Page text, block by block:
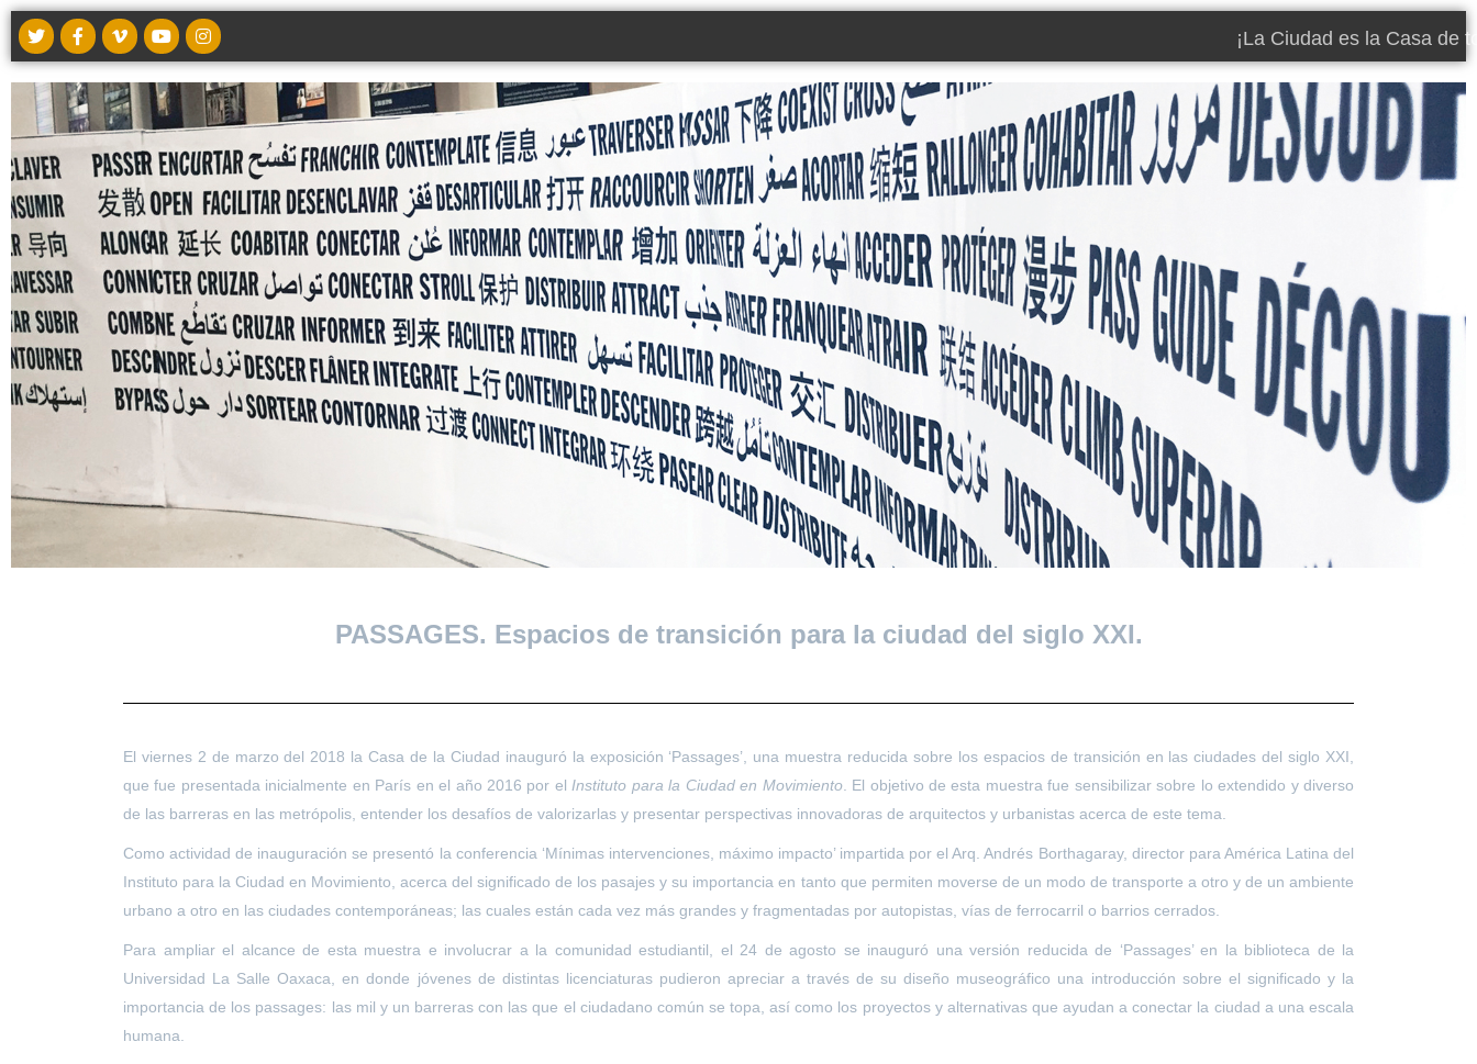
¡La Ciudad es la Casa de
PASSAGES. Espacios de transición para la ciudad del siglo XXI.
El viernes 2 de marzo del 2018 la Casa de la Ciudad inauguró la exposición ‘Passages’, una muestra reducida sobre los espacios de transición en las ciudades del siglo XXI,
que fue presentada inicialmente en París en el año 2016 por el Instituto para la Ciudad en Movimiento. El objetivo de esta muestra fue sensibilizar sobre lo extendido y diverso
de las barreras en las metrópolis, entender los desafíos de valorizarlas y presentar perspectivas innovadoras de arquitectos y urbanistas acerca de este tema.
Como actividad de inauguración se presentó la conferencia ‘Mínimas intervenciones, máximo impacto’ impartida por el Arq. Andrés Borthagaray, director para América Latina del
Instituto para la Ciudad en Movimiento, acerca del significado de los pasajes y su importancia en tanto que permiten moverse de un modo de transporte a otro y de un ambiente
urbano a otro en las ciudades contemporáneas; las cuales están cada vez más grandes y fragmentadas por autopistas, vías de ferrocarril o barrios cerrados.
Para ampliar el alcance de esta muestra e involucrar a la comunidad estudiantil, el 24 de agosto se inauguró una versión reducida de ‘Passages’ en la biblioteca de la
Universidad La Salle Oaxaca, en donde jóvenes de distintas licenciaturas pudieron apreciar a través de su diseño museográfico una introducción sobre el significado y la
importancia de los passages: las mil y un barreras con las que el ciudadano común se topa, así como los proyectos y alternativas que ayudan a conectar la ciudad a una escala
humana.